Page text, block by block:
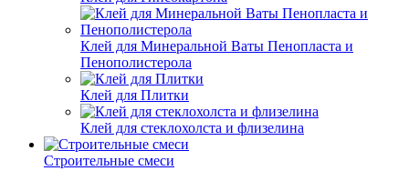
Клей для Минеральной Ваты Пенопласта и
Пенополистерола
Клей для Плитки
Клей для стеклохолста и флизелина
Строительные смеси